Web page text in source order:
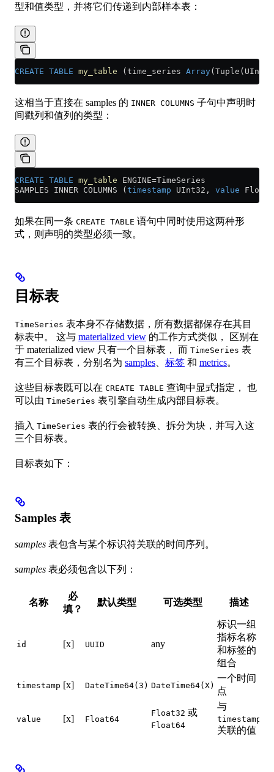
型和值类型，并将它们传递到内部样本表：
CREATE TABLE my_table (time_series Array
这相当于直接在 samples 的 INNER COLUMNS 子句中声明时
间戳列和值列的类型：
CREATE TABLE my_table ENGINE=TimeSeries
SAMPLES INNER COLUMNS (timestamp UInt32, value
如果在同一条 CREATE TABLE 语句中同时使用这两种形
式，则声明的类型必须一致。
目标表
TimeSeries 表本身不存储数据，所有数据都保存在其目
标表中。 这与 materialized view 的工作方式类似， 区别在
于 materialized view 只有一个目标表， 而 TimeSeries 表
有三个目标表，分别名为 samples 标签 和 metrics。
这些目标表既可以在 CREATE TABLE 查询中显式指定， 也
可以由 TimeSeries 表引擎自动生成内部目标表。
插入 TimeSeries 表的行会被转换、拆分为块，并写入这
三个目标表。
目标表如下：
Samples 表
samples 表包含与某个标识符关联的时间序列。
samples 表必须包含以下列：
名称
必
填？
默认类型 可选类型 描述
id [x] UUID any
标识一组
指标名称
和标签的
组合
timestamp [x] DateTime64(3) DateTime64(X)
一个时间
点
value [x] Float64
Float32 或
Float64
与
timestamp
关联的值